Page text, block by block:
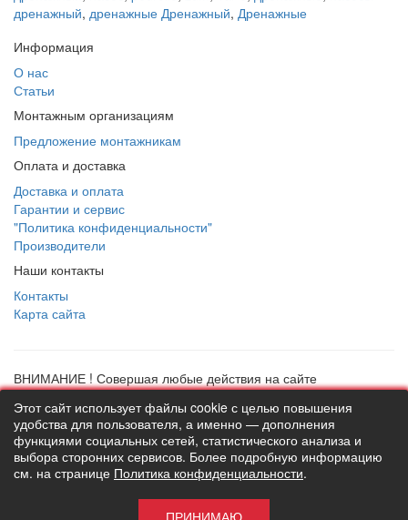
дренажный, дренажные Дренажный, Дренажные
Информация
О нас
Статьи
Монтажным организациям
Предложение монтажникам
Оплата и доставка
Доставка и оплата
Гарантии и сервис
"Политика конфиденциальности"
Производители
Наши контакты
Контакты
Карта сайта
ВНИМАНИЕ ! Совершая любые действия на сайте
конфиденциальности", в противном случае рекомендуем
покинуть данный сайт. Цены и информация представлена на
данном сайте в ознакомительных целях и не являются
публичной офертой ни при каких обстоятельствах!
Этот сайт использует файлы cookie с целью повышения
удобства для пользователя, а именно — дополнения
функциями социальных сетей, статистического анализа и
выбора сторонних сервисов. Более подробную информацию
см. на странице Политика конфиденциальности.
ПРИНИМАЮ